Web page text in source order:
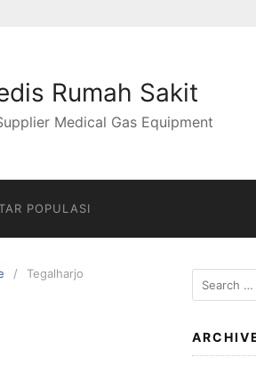
Rumah Sakit
Medical Gas Equipment
POPULASI
Tegalharjo
Search
for: